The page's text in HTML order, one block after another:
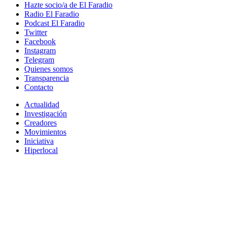
Hazte socio/a de El Faradio
Radio El Faradio
Podcast El Faradio
Twitter
Facebook
Instagram
Telegram
Quienes somos
Transparencia
Contacto
Actualidad
Investigación
Creadores
Movimientos
Iniciativa
Hiperlocal